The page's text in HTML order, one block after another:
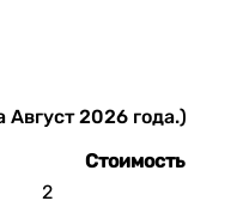
2026 года.)
Стоимость
2